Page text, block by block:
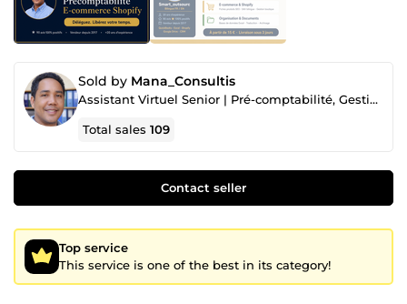
Sold by Mana_Consultis
Assistant Virtuel Senior | Pré-comptabilité, Gestion Admin & Shopify
Total sales109
Contact seller
Top service
This service is one of the best in its category!